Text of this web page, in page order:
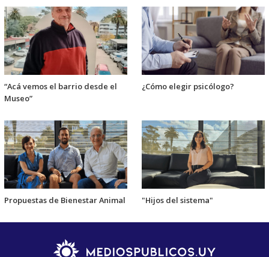
“Acá vemos el barrio desde el
Museo”
¿Cómo elegir psicólogo?
Propuestas de Bienestar Animal "Hijos del sistema"